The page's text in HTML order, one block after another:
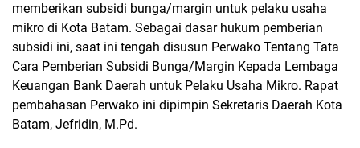
memberikan subsidi bunga/margin untuk pelaku usaha
mikro di Kota Batam. Sebagai dasar hukum pemberian
subsidi ini, saat ini tengah disusun Perwako Tentang Tata
Cara Pemberian Subsidi Bunga/Margin Kepada Lembaga
Keuangan Bank Daerah untuk Pelaku Usaha Mikro. Rapat
pembahasan Perwako ini dipimpin Sekretaris Daerah Kota
Batam, Jefridin, M.Pd.